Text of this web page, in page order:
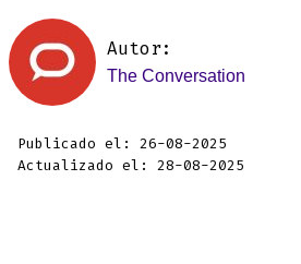
Autor:
The Conversation
Publicado el: 26-08-2025
Actualizado el: 28-08-2025